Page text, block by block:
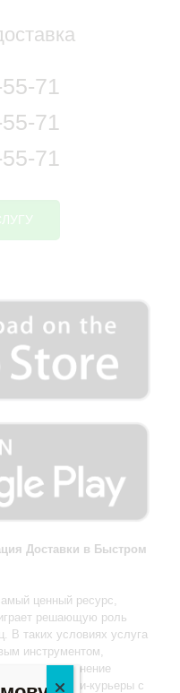
71
71
71
Доставки в Быстром
ценный ресурс,
решающую роль
В таких условиях услуга
инструментом,
выполнение
как такси-курьеры с